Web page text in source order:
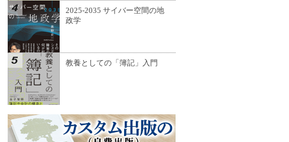
2025-2035 サイバー空間の地
政学
教養としての「簿記」入門